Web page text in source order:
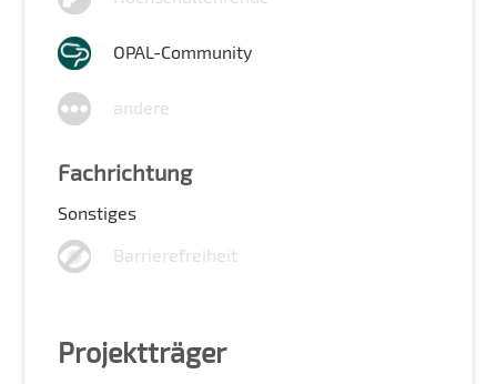
OPAL-Community
andere
Fachrichtung
Sonstiges
Barrierefreiheit
Projektträger